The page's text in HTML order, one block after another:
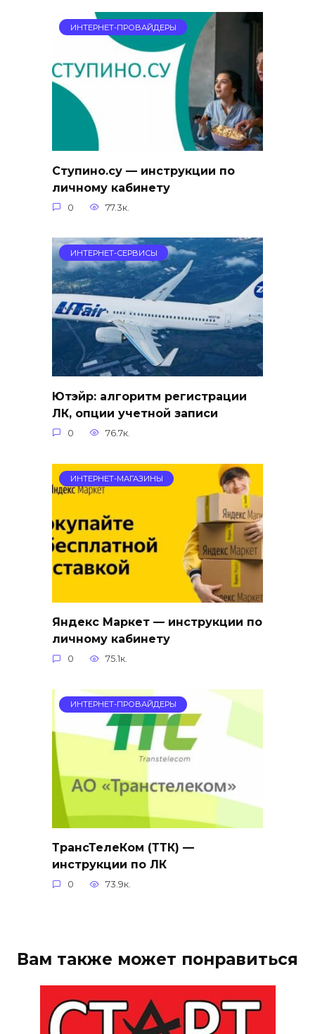
ИНТЕРНЕТ-ПРОВАЙДЕРЫ
Ступино.су — инструкции по
личному кабинету
0 77.3к.
ИНТЕРНЕТ-СЕРВИСЫ
Ютэйр: алгоритм регистрации
ЛК, опции учетной записи
0 76.7к.
ИНТЕРНЕТ-МАГАЗИНЫ
Яндекс Маркет — инструкции по
личному кабинету
0 75.1к.
ИНТЕРНЕТ-ПРОВАЙДЕРЫ
ТрансТелеКом (ТТК) —
инструкции по ЛК
0 73.9к.
Вам также может понравиться